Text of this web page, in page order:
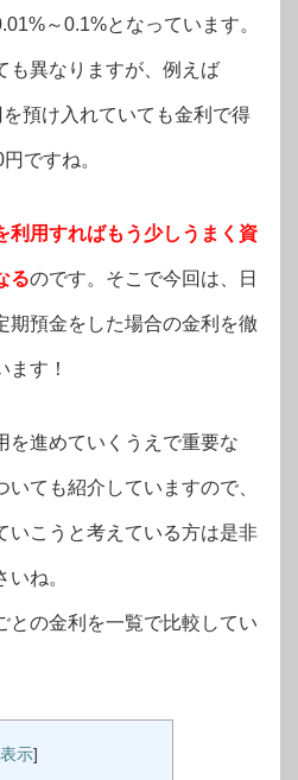
～0.1%となっています。
も異なりますが、例えば
預け入れていても金利で得
ですね。
利用すればもう少しうまく資
るのです。そこで今回は、日
期預金をした場合の金利を徹
ます！
を進めていくうえで重要な
いても紹介していますので、
いこうと考えている方は是非
ね。
との金利を一覧で比較してい
示]